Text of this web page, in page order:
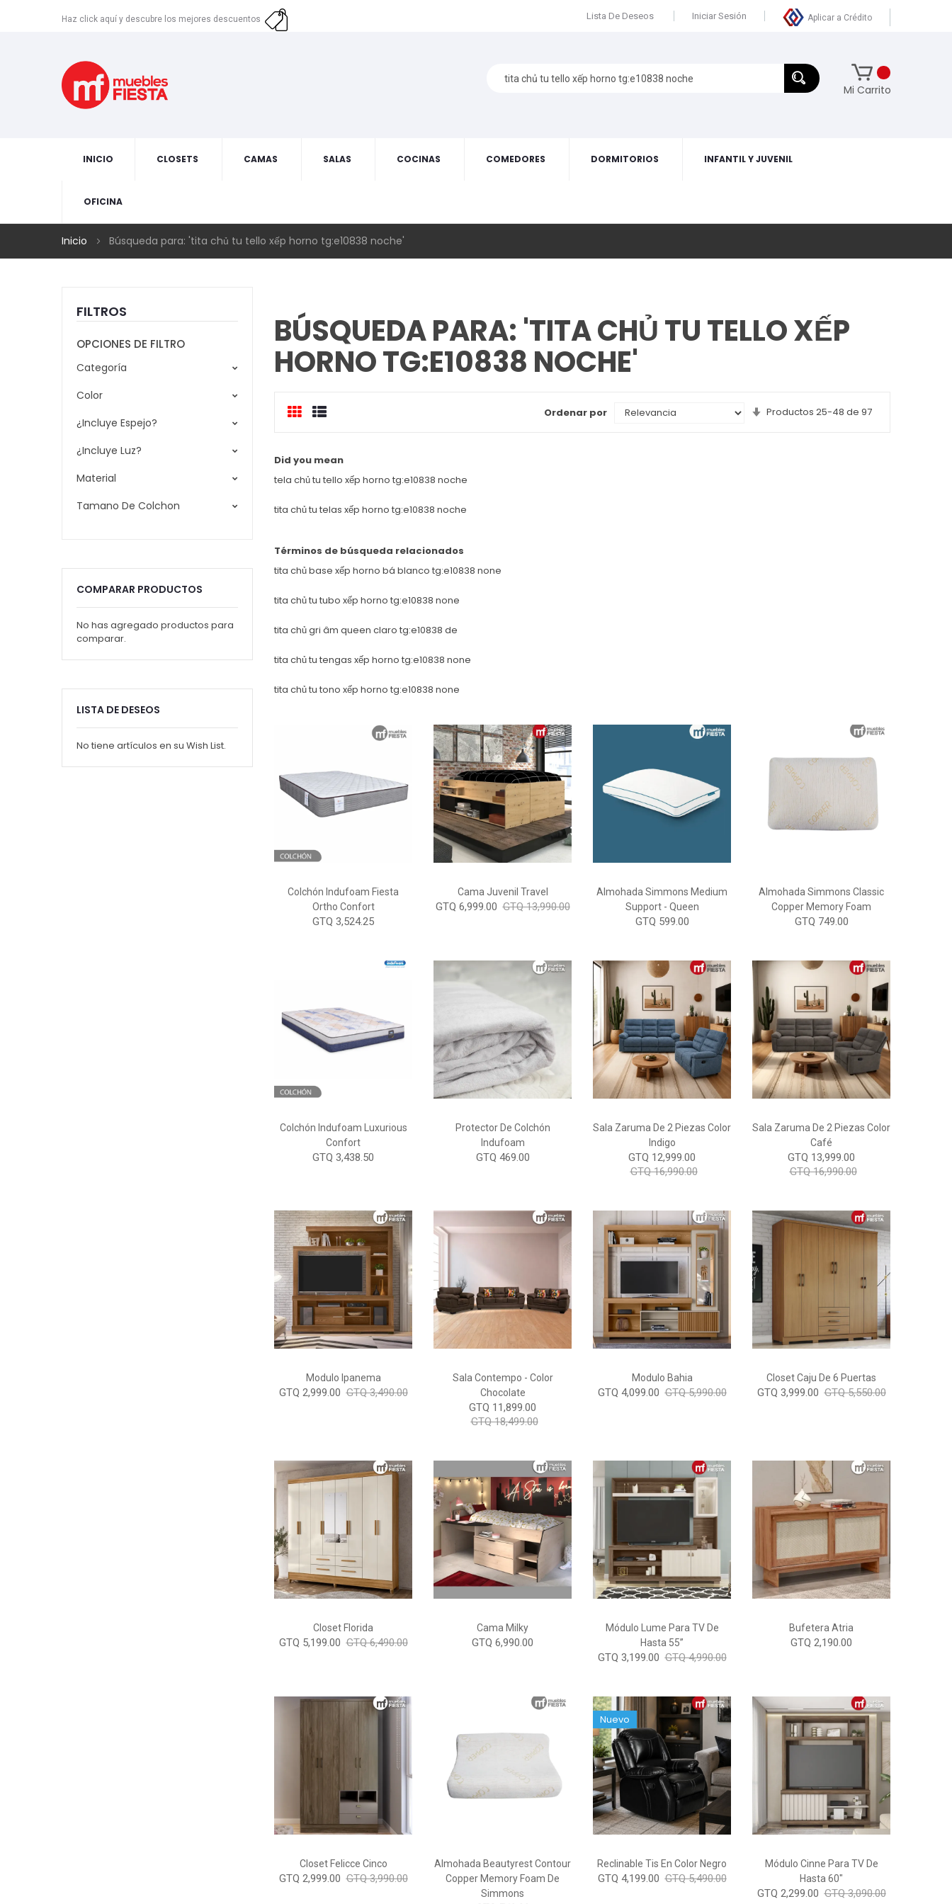
Haz click aquí y descubre los mejores descuentos Aplicar a Crédito
Lista De Deseos Iniciar Sesión
Mi Carrito
INICIO CLOSETS CAMAS SALAS COCINAS COMEDORES DORMITORIOS INFANTIL Y JUVENIL
OFICINA
Inicio Búsqueda para: 'tita chủ tu tello xếp horno tg:e10838 noche'
BÚSQUEDA PARA: 'TITA CHỦ TU TELLO XẾP
HORNO TG:E10838 NOCHE'
Ver
Cuadrícula
Estilizado
Productos 25-48 de 97
Ordenar por
Set
Did you mean
tela chủ tu tello xếp horno tg:e10838 noche
tita chủ tu telas xếp horno tg:e10838 noche
Términos de búsqueda relacionados
tita chủ base xếp horno bá blanco tg:e10838 none
tita chủ tu tubo xếp horno tg:e10838 none
tita chủ gri âm queen claro tg:e10838 de
tita chủ tu tengas xếp horno tg:e10838 none
tita chủ tu tono xếp horno tg:e10838 none
Colchón Indufoam Fiesta
Ortho Confort
GTQ 3,524.25
Cama Juvenil Travel
GTQ 6,999.00 GTQ 13,990.00
Almohada Simmons Medium
Support - Queen
GTQ 599.00
Almohada Simmons Classic
Copper Memory Foam
GTQ 749.00
Colchón Indufoam Luxurious
Confort
GTQ 3,438.50
Protector De Colchón
Indufoam
GTQ 469.00
Sala Zaruma De 2 Piezas Color
Indigo
GTQ 12,999.00
GTQ 16,990.00
Sala Zaruma De 2 Piezas Color
Café
GTQ 13,999.00
GTQ 16,990.00
Modulo Ipanema
GTQ 2,999.00 GTQ 3,490.00
Sala Contempo - Color
Chocolate
GTQ 11,899.00
GTQ 18,499.00
Modulo Bahia
GTQ 4,099.00 GTQ 5,990.00
Closet Caju De 6 Puertas
GTQ 3,999.00 GTQ 5,550.00
Closet Florida
GTQ 5,199.00 GTQ 6,490.00
Cama Milky
GTQ 6,990.00
Módulo Lume Para TV De
Hasta 55”
GTQ 3,199.00 GTQ 4,990.00
Bufetera Atria
GTQ 2,190.00
Closet Felicce Cinco
GTQ 2,999.00 GTQ 3,990.00
Almohada Beautyrest Contour
Copper Memory Foam De
Simmons
Reclinable Tis En Color Negro
Nuevo
GTQ 4,199.00 GTQ 5,490.00
Módulo Cinne Para TV De
Hasta 60"
GTQ 2,299.00 GTQ 3,090.00
FILTROS
OPCIONES DE FILTRO
Categoría
Color
¿Incluye Espejo?
¿Incluye Luz?
Material
Tamano De Colchon
COMPARAR PRODUCTOS
No has agregado productos para
comparar.
LISTA DE DESEOS
No tiene artículos en su Wish List.